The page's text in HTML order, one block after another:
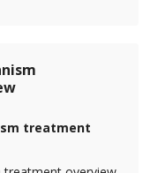
treatment